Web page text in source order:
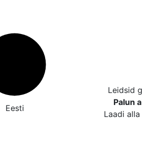
Eesti
Leidsid
Palun
Laadi